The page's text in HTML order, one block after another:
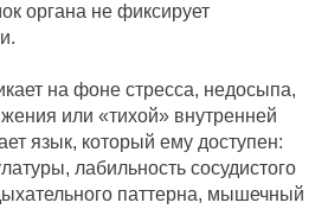
органа не фиксирует
на фоне стресса, недосыпа,
или «тихой» внутренней
язык, который ему доступен:
лабильность сосудистого
паттерна, мышечный